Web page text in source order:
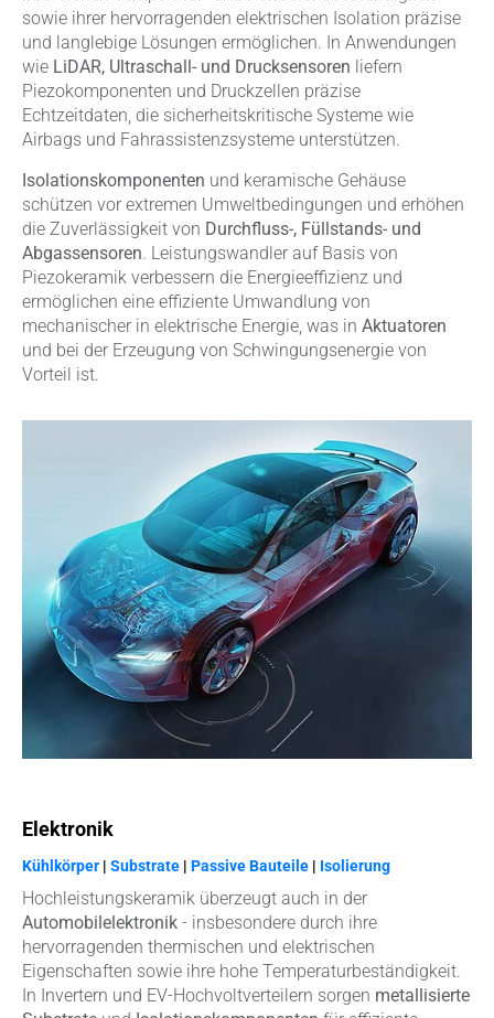
sowie ihrer hervorragenden elektrischen Isolation präzise
und langlebige Lösungen ermöglichen. In Anwendungen
wie LiDAR, Ultraschall- und Drucksensoren liefern
Piezokomponenten und Druckzellen präzise
Echtzeitdaten, die sicherheitskritische Systeme wie
Airbags und Fahrassistenzsysteme unterstützen.
Isolationskomponenten und keramische Gehäuse
schützen vor extremen Umweltbedingungen und erhöhen
die Zuverlässigkeit von Durchfluss-, Füllstands- und
Abgassensoren. Leistungswandler auf Basis von
Piezokeramik verbessern die Energieeffizienz und
ermöglichen eine effiziente Umwandlung von
mechanischer in elektrische Energie, was in Aktuatoren
und bei der Erzeugung von Schwingungsenergie von
Vorteil ist.
Elektronik
Kühlkörper | Substrate | Passive Bauteile | Isolierung
Hochleistungskeramik überzeugt auch in der
Automobilelektronik - insbesondere durch ihre
hervorragenden thermischen und elektrischen
Eigenschaften sowie ihre hohe Temperaturbeständigkeit.
In Invertern und EV-Hochvoltverteilern sorgen metallisierte